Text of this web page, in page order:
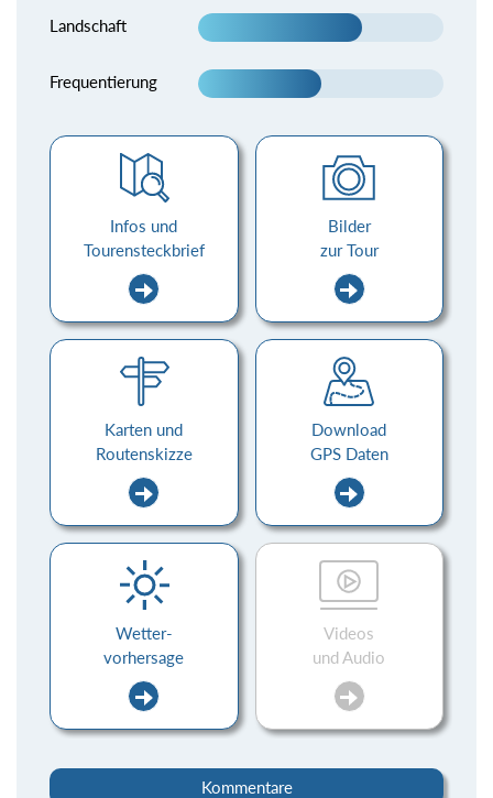
Landschaft
Frequentierung
Infos und
Tourensteckbrief
Bilder
zur Tour
Karten und
Routenskizze
Download
GPS Daten
Wetter-
vorhersage
Videos
und Audio
Kommentare